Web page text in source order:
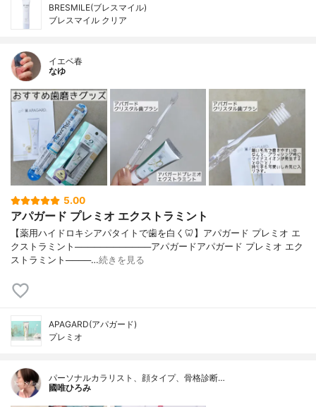
BRESMILE(ブレスマイル)
ブレスマイル クリア
イエベ春
なゆ
5.00
アパガード プレミオ エクストラミント
【薬用ハイドロキシアパタイトで歯を白く🦷】アパガード プレミオ エ
クストラミント────────────アパガードアパガード プレミオ エク
ストラミント────…続きを見る
APAGARD(アパガード)
プレミオ
パーソナルカラリスト、顔タイプ、骨格診断…
國唯ひろみ